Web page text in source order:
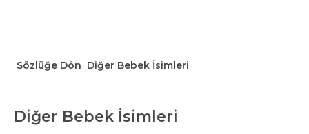
Sözlüğe Dön Diğer Bebek İsimleri
Diğer Bebek İsimleri